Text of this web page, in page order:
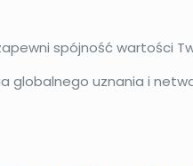
spójność wartości
globalnego uznania i